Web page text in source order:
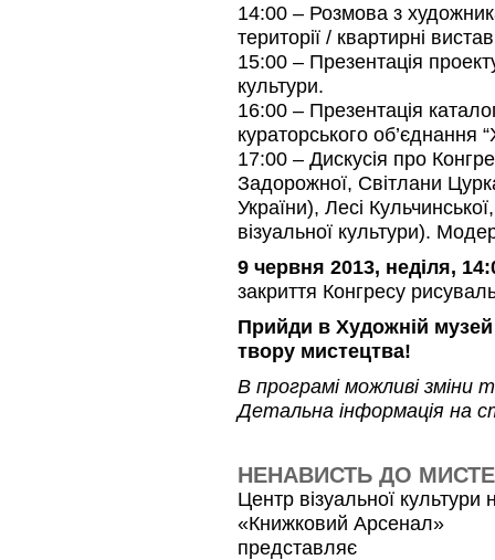
14:00 – Розмова з
території / квартирні
15:00 – Презентація
культури.
16:00 – Презентація
кураторського об’єднання
17:00 – Дискусія про
Задорожної, Світлани
України), Лесі
візуальної культури).
9 червня 2013, неділя,
закриття Конгресу
Прийди в Художній
твору мистецтва!
В програмі можливі зміни
Детальна інформація на
НЕНАВИСТЬ ДО
Центр візуальної
«Книжковий Арсенал»
представляє